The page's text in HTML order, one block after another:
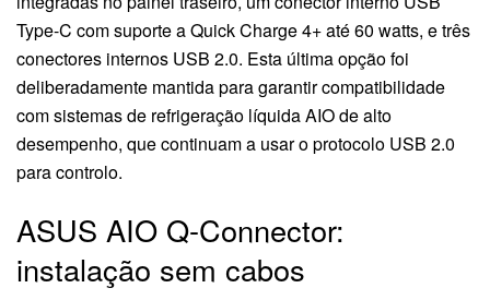
Type-C com suporte a Quick Charge 4+ até 60 watts, e três
conectores internos USB 2.0. Esta última opção foi
deliberadamente mantida para garantir compatibilidade
com sistemas de refrigeração líquida AIO de alto
desempenho, que continuam a usar o protocolo USB 2.0
para controlo.
ASUS AIO Q-Connector:
instalação sem cabos